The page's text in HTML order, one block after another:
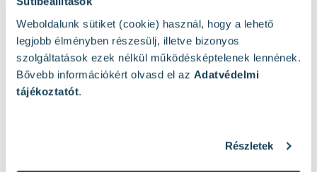
Weboldalunk sütiket (cookie) használ, hogy a lehető
legjobb élményben részesülj, illetve bizonyos
szolgáltatások ezek nélkül működésképtelenek lennének.
Bővebb információkért olvasd el az Adatvédelmi
tájékoztatót.
Részletek